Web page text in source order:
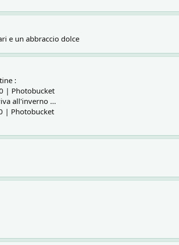
e un abbraccio dolce
:
| Photobucket
all'inverno ...
| Photobucket